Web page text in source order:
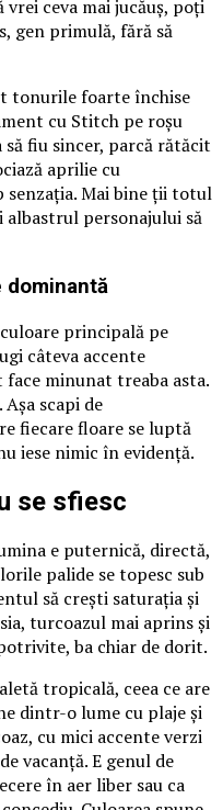
vrei ceva mai jucăuș, poți
gen primulă, fără să
tonurile foarte închise
cu Stitch pe roșu
fiu sincer, parcă rătăcit
aprilie cu
Mai bine ții totul
albastrul personajului să
dominantă
principală pe
câteva accente
minunat treaba asta.
scapi de
fiecare floare se luptă
iese nimic în evidență.
se sfiesc
e puternică, directă,
palide se topesc sub
să crești saturația și
turcoazul mai aprins și
ba chiar de dorit.
tropicală, ceea ce are
dintr-o lume cu plaje și
cu mici accente verzi
vacanță. E genul de
în aer liber sau ca